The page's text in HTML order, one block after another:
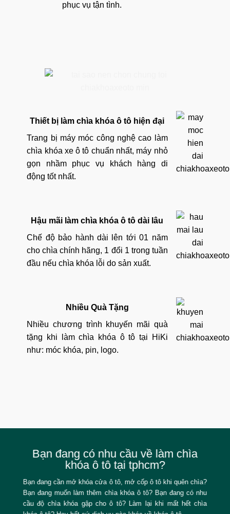
phục vụ tận tình.
Thiết bị làm chìa khóa ô tô hiện đại
Trang bị máy móc công nghệ cao làm
chìa khóa xe ô tô chuẩn nhất, máy nhỏ
gọn nhầm phục vụ khách hàng di
động tốt nhất.
Hậu mãi làm chìa khóa ô tô dài lâu
Chế độ bảo hành dài lên tới 01 năm
cho chìa chính hãng, 1 đổi 1 trong tuần
đầu nếu chìa khóa lỗi do sản xuất.
Nhiều Quà Tặng
Nhiều chương trình khuyến mãi quà
tặng khi làm chìa khóa ô tô tại HiKi
như: móc khóa, pin, logo.
Bạn đang có nhu cầu về làm chìa
khóa ô tô tại tphcm?
Bạn đang cần mở khóa cửa ô tô, mở cốp ô tô khi quên chìa?
Bạn đang muốn làm thêm chìa khóa ô tô? Bạn đang có nhu
cầu độ chìa khóa gập cho ô tô? Làm lại khi mất hết chìa